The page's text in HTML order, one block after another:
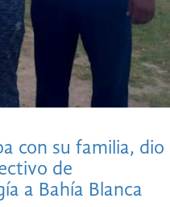
con su familia, dio
de
a Bahía Blanca